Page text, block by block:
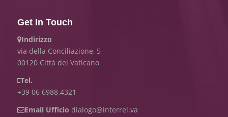
Get In Touch
Indirizzo
via della Conciliazione, 5
00120 Città del Vaticano
Tel.
+39 06 6988.4321
Email Ufficio dialogo@interrel.va